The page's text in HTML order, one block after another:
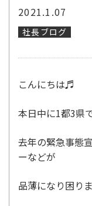
2021.1.07
社長ブログ
こんにちは♬
本日中に1都3県
去年の緊急事態
ーなどが
品薄になり困りま